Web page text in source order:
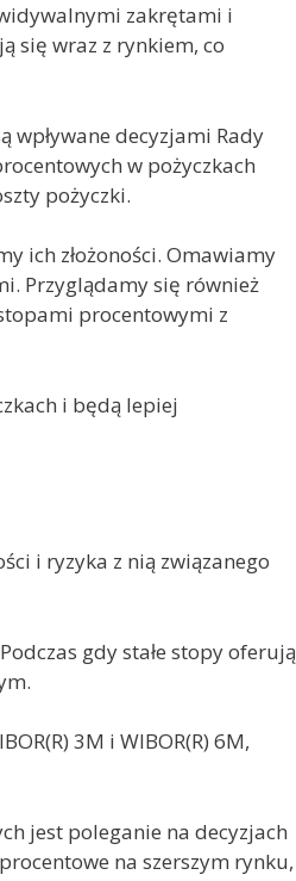
zakrętami i
się wraz z rynkiem, co
wpływane decyzjami Rady
w pożyczkach
pożyczki.
ich złożoności. Omawiamy
Przyglądamy się również
procentowymi z
i będą lepiej
i ryzyka z nią związanego
gdy stałe stopy oferują
3M i WIBOR(R) 6M,
jest poleganie na decyzjach
na szerszym rynku,